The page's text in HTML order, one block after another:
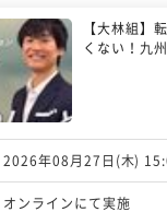
【大林組】
くない！九
2026年08月27日(木)
オンラインにて実施